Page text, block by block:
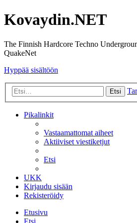
Kovaydin.NET
The Finnish Hardcore Techno
QuakeNet
Hyppää sisältöön
Etsi
Pikalinkit
Vastaamattomat aiheet
Aktiiviset viestiketjut
Etsi
UKK
Kirjaudu sisään
Rekisteröidy
Etusivu